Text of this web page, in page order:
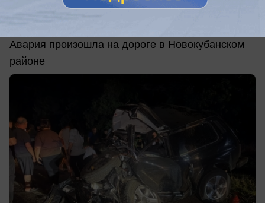
металла и унесло жизни трёх человек на
Авария произошла на дороге в Новокубанском
районе